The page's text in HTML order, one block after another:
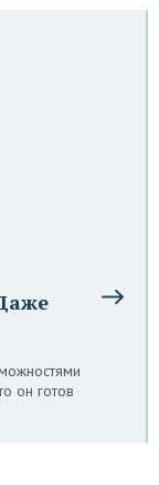
он готов